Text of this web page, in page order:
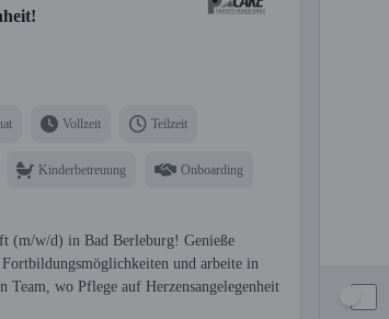
Vollzeit Teilzeit
Kinderbetreuung Onboarding
(m/w/d) in Bad Berleburg! Genieße
und arbeite in
Team, wo Pflege auf Herzensangelegenheit